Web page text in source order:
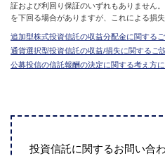
証および利回り保証のいずれもありません
を下回る場合がありますが、これによる損
追加型株式投資信託の収益分配金に関する
通貨選択型投資信託の収益/損失に関するご
公募投信の信託報酬の決定に関する考え方
投資信託に関するお問い合